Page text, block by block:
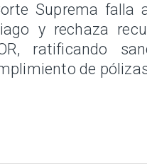
Suprema falla
y rechaza
ratificando
de